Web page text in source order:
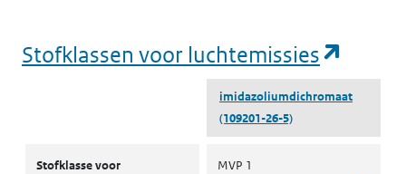
Stofklassen voor luchtemissies
imidazoliumdichromaat
(109201-26-5)
Stofklasse voor
MVP 1